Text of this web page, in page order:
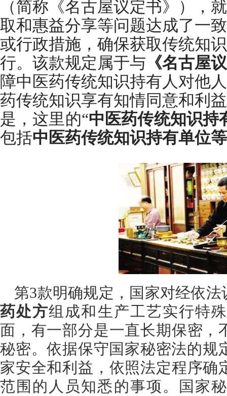
（简称《名古屋议定书》），
取和惠益分享等问题达成了一
或行政措施，确保获取传统知
行。该款规定属于与 《名古屋
障中医药传统知识持有人对他
药传统知识享有知情同意和利
是，这里的“中医药传统知识持
包括中医药传统知识持有单位
第3款明确规定，国家对经依法
药处方组成和生产工艺实行特
面，有一部分是一直长期保密，
秘密。依据保守国家秘密法的规
家安全和利益，依照法定程序确
范围的人员知悉的事项。国家